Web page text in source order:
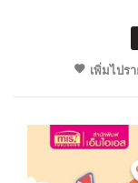
เพิ่มไปร